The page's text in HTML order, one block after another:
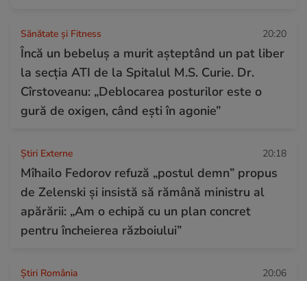
Sănătate și Fitness 20:20
Încă un bebeluș a murit așteptând un pat liber
la secția ATI de la Spitalul M.S. Curie. Dr.
Cîrstoveanu: „Deblocarea posturilor este o
gură de oxigen, când ești în agonie”
Știri Externe 20:18
Mîhailo Fedorov refuză „postul demn” propus
de Zelenski și insistă să rămână ministru al
apărării: „Am o echipă cu un plan concret
pentru încheierea războiului”
Știri România 20:06